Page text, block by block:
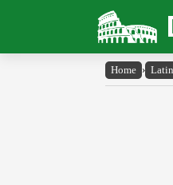
Home ›